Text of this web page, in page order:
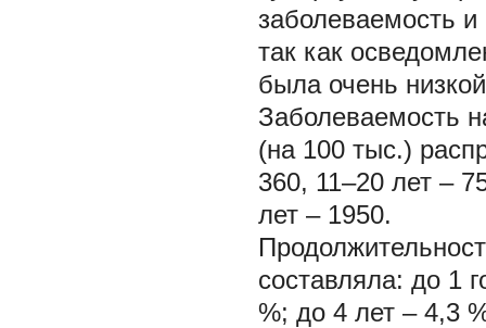
заболеваемость
так как
была очень
Заболеваемость
(на 100 тыс.)
360, 11–20 лет –
лет – 1950.
составляла: до 1
%; до 4 лет – 4,3